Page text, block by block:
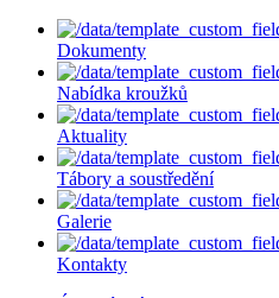
Dokumenty
Nabídka kroužků
Aktuality
Tábory a soustředění
Galerie
Kontakty